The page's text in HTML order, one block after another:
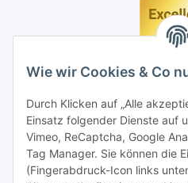
Wie wir Cookies & Co
Durch Klicken auf „Alle
Einsatz folgender Dienste auf
Vimeo, ReCaptcha, Google
Tag Manager. Sie können die
(Fingerabdruck-Icon links